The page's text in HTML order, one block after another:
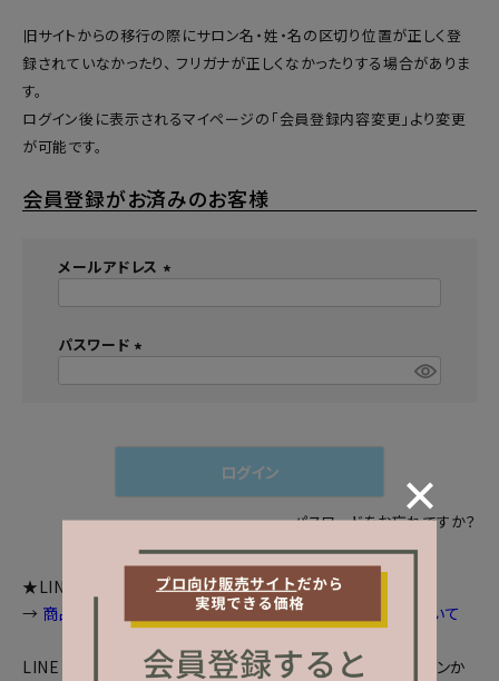
旧サイトからの移行の際にサロン名・姓・名の区切り位置が正しく登
録されていなかったり、 フリガナが正しくなかったりする場合がありま
す。
ログイン後に表示されるマイページの「会員登録内容変更」より変更
が可能です。
会員登録がお済みのお客様
メールアドレス
)
パスワード
ログイン
パスワードをお忘れですか？
★LINEログインをご利用のお客様へお知らせ
→ 商品画面等で個数選択等が出来ない場合の対処法について
LINEとの会員連携がお済みの方は、「LINEでログイン」ボタンか